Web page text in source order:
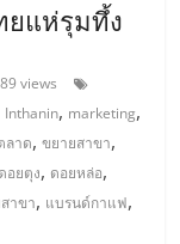
ยแห่รุมทึ้ง
views
Inthanin, marketing,
ลาด,ขยายสาขา,
ดอยตุง, ดอยหล่อ,
าขา, แบรนด์กาแฟ,